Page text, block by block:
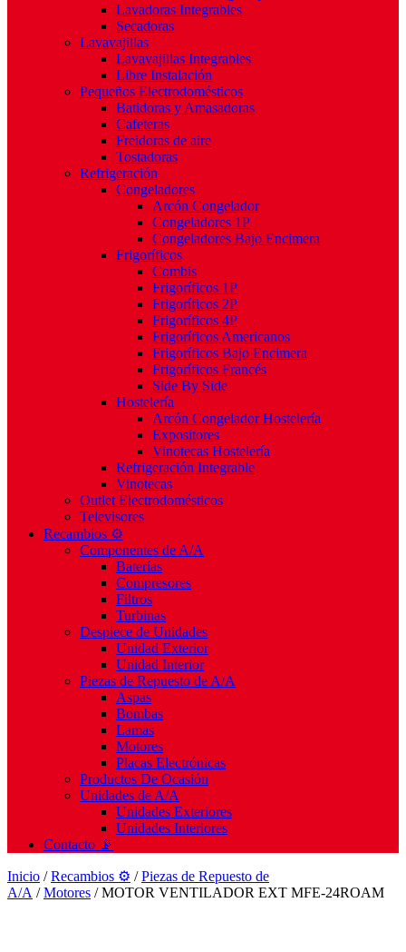
Lavadoras Integrables
Secadoras
Lavavajillas
Lavavajillas Integrables
Libre Instalación
Pequeños Electrodomésticos
Batidoras y Amasadoras
Cafeteras
Freidoras de aire
Tostadoras
Refrigeración
Congeladores
Arcón Congelador
Congeladores 1P
Congeladores Bajo Encimera
Frigoríficos
Combis
Frigoríficos 1P
Frigoríficos 2P
Frigoríficos 4P
Frigoríficos Americanos
Frigoríficos Bajo Encimera
Frigoríficos Francés
Side By Side
Hostelería
Arcón Congelador Hostelería
Expositores
Vinotecas Hostelería
Refrigeración Integrable
Vinotecas
Outlet Electrodomésticos
Televisores
Recambios ⚙️
Componentes de A/A
Baterías
Compresores
Filtros
Turbinas
Despiece de Unidades
Unidad Exterior
Unidad Interior
Piezas de Repuesto de A/A
Aspas
Bombas
Lamas
Motores
Placas Electrónicas
Productos De Ocasión
Unidades de A/A
Unidades Exteriores
Unidades Interiores
Contacto 📡
Inicio /Recambios ⚙️ /Piezas de Repuesto de
A/A /Motores / MOTOR VENTILADOR EXT MFE-24ROAM